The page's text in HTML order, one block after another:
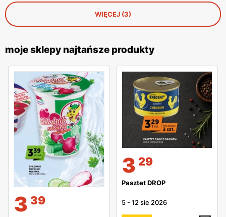
WIĘCEJ (3)
moje sklepy najtańsze produkty
3 39
3 29
Pasztet DROP
5 -12 sie 2026